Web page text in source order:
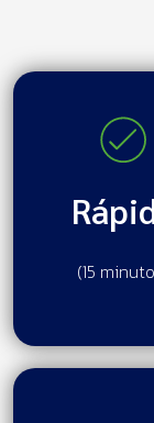
(15